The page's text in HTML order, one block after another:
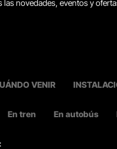
las novedades, eventos y
VENIR
En tren En autobús